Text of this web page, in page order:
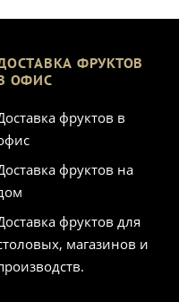
ФРУКТОВ
ОФИС
фруктов в
фруктов на
фруктов для
магазинов и